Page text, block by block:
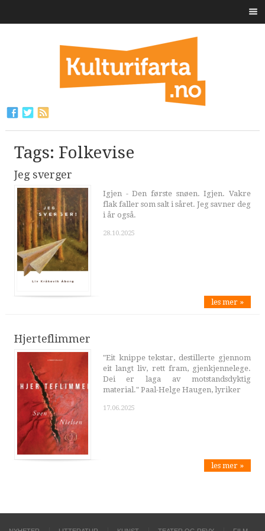
Tags: Folkevise
Jeg sverger
Igjen - Den første snøen. Igjen. Vakre
flak faller som salt i såret. Jeg savner deg
i år også.
28.10.2025
les mer »
Hjerteflimmer
"Eit knippe tekstar, destillerte gjennom
eit langt liv, rett fram, gjenkjennelege.
Dei er laga av motstandsdyktig
material." Paal-Helge Haugen, lyriker
17.06.2025
les mer »